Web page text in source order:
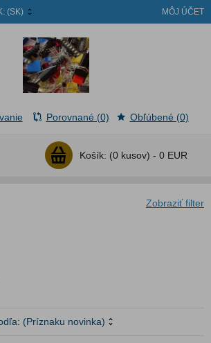
(SK) MÔJ ÚČET
Košík: (0 kusov) - 0 EUR
Porovnané (0) Obľúbené (0)
Zobraziť filter
(Príznaku novinka)